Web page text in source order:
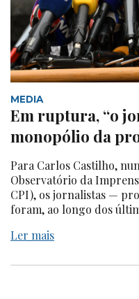
MEDIA
Em ruptura, “o
monopólio da
Para Carlos Castilho,
Observatório da
CPI), os jornalistas —
foram, ao longo dos
Ler mais